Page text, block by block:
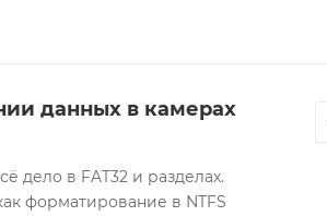
данных в камерах
дело в FAT32 и разделах.
форматирование в NTFS